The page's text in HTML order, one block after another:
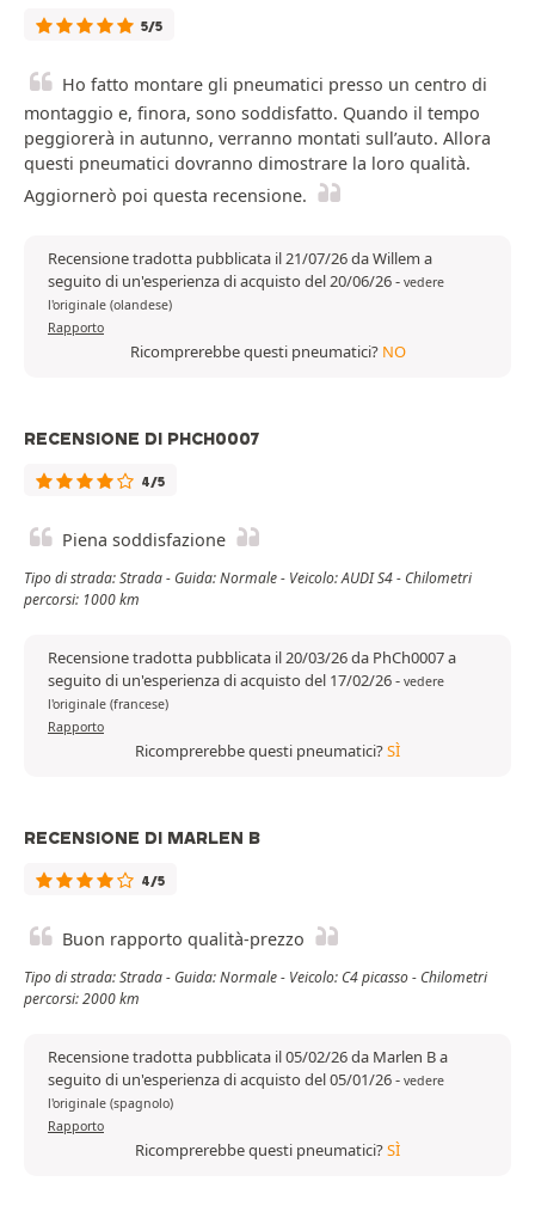
5/5
Ho fatto montare gli pneumatici presso un centro di
montaggio e, finora, sono soddisfatto. Quando il tempo
peggiorerà in autunno, verranno montati sull’auto. Allora
questi pneumatici dovranno dimostrare la loro qualità.
Aggiornerò poi questa recensione.
Recensione tradotta pubblicata il 21/07/26 da Willem a
seguito di un'esperienza di acquisto del 20/06/26- vedere
l'originale (olandese)
Rapporto
Ricomprerebbe questi pneumatici? NO
RECENSIONE DI PHCH0007
4/5
Piena soddisfazione
Tipo di strada: Strada - Guida: Normale - Veicolo: AUDI S4 - Chilometri
percorsi: 1000 km
Recensione tradotta pubblicata il 20/03/26 da PhCh0007 a
seguito di un'esperienza di acquisto del 17/02/26- vedere
l'originale (francese)
Rapporto
Ricomprerebbe questi pneumatici?SÌ
RECENSIONE DI MARLEN B
4/5
Buon rapporto qualità-prezzo
Tipo di strada: Strada - Guida: Normale - Veicolo: C4 picasso - Chilometri
percorsi: 2000 km
Recensione tradotta pubblicata il 05/02/26 da Marlen B a
seguito di un'esperienza di acquisto del 05/01/26- vedere
l'originale (spagnolo)
Rapporto
Ricomprerebbe questi pneumatici?SÌ